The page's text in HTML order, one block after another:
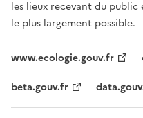
les lieux recevant du
le plus largement possible.
www.ecologie.gouv.fr
beta.gouv.fr